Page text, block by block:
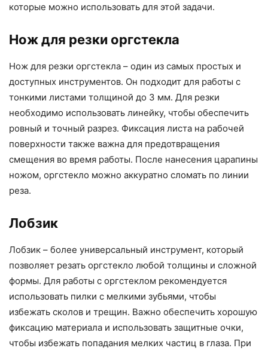
которые можно использовать для этой задачи.
Нож для резки оргстекла
Нож для резки оргстекла – один из самых простых и
доступных инструментов. Он подходит для работы с
тонкими листами толщиной до 3 мм. Для резки
необходимо использовать линейку, чтобы обеспечить
ровный и точный разрез. Фиксация листа на рабочей
поверхности также важна для предотвращения
смещения во время работы. После нанесения царапины
ножом, оргстекло можно аккуратно сломать по линии
реза.
Лобзик
Лобзик – более универсальный инструмент, который
позволяет резать оргстекло любой толщины и сложной
формы. Для работы с оргстеклом рекомендуется
использовать пилки с мелкими зубьями, чтобы
избежать сколов и трещин. Важно обеспечить хорошую
фиксацию материала и использовать защитные очки,
чтобы избежать попадания мелких частиц в глаза. При